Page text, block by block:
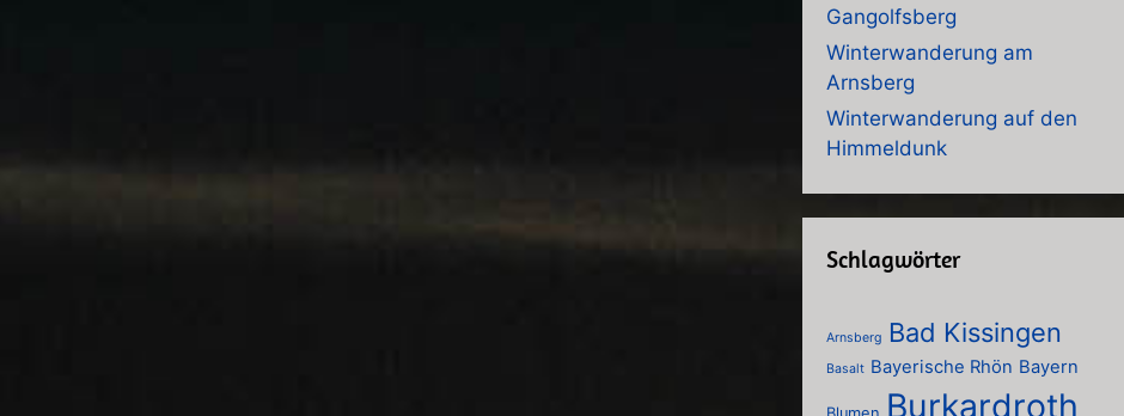
Gangolfsberg
Winterwanderung am
Arnsberg
Winterwanderung auf den
Himmeldunk
Schlagwörter
Arnsberg Bad Kissingen
Basalt Bayerische Rhön Bayern
Blumen Burkardroth